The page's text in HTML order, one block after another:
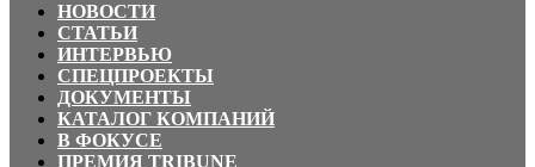
НОВОСТИ
СТАТЬИ
ИНТЕРВЬЮ
СПЕЦПРОЕКТЫ
ДОКУМЕНТЫ
КАТАЛОГ КОМПАНИЙ
В ФОКУСЕ
ПРЕМИЯ TRIBUNE